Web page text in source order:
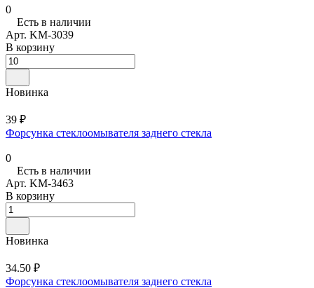
0
Есть в наличии
Арт. KM-3039
В корзину
Новинка
39 ₽
Форсунка стеклоомывателя заднего стекла
0
Есть в наличии
Арт. KM-3463
В корзину
Новинка
34.50 ₽
Форсунка стеклоомывателя заднего стекла